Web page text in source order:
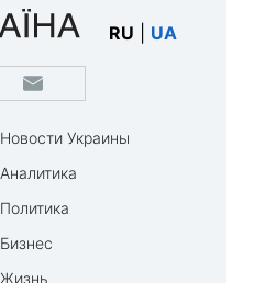
RU UA
Новости Украины
Аналитика
Политика
Бизнес
Жизнь